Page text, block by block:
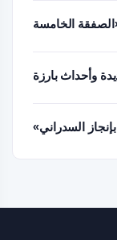
وأحداث بارزة
السدراني